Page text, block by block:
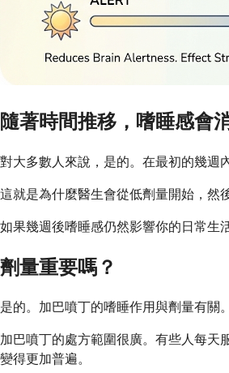
隨著時間推移，嗜睡感會
對大多數人來說，是的。在最初的幾週
這就是為什麼醫生會從低劑量開始，然
如果幾週後嗜睡感仍然影響你的日常生
劑量重要嗎？
是的。加巴噴丁的嗜睡作用與劑量有關
加巴噴丁的處方範圍很廣。有些人每天
變得更加普遍。